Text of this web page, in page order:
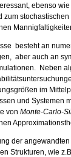
ebenso
zum
besteht an
aber auch an
Neben
im
und Systemen
von Monte-Carlo-
der
Strukturen, wie